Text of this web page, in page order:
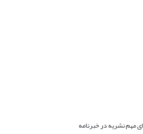
مهم نشریه در خبرنامه